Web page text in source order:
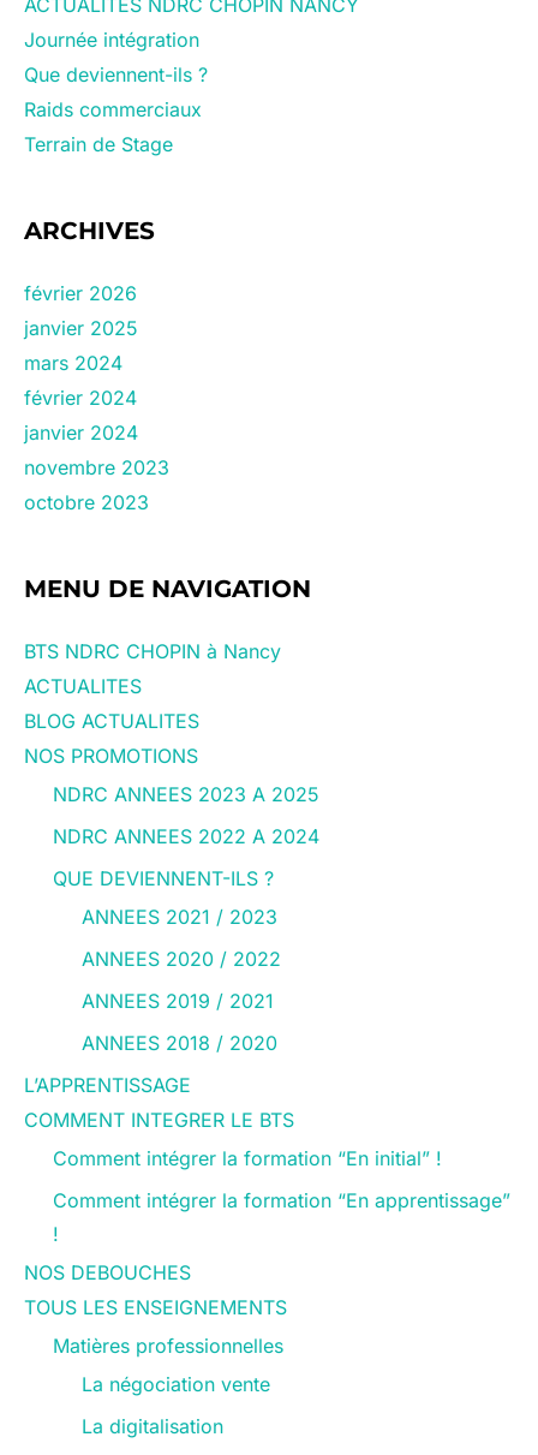
ACTUALITES NDRC CHOPIN NANCY
Journée intégration
Que deviennent-ils ?
Raids commerciaux
Terrain de Stage
ARCHIVES
février 2026
janvier 2025
mars 2024
février 2024
janvier 2024
novembre 2023
octobre 2023
MENU DE NAVIGATION
BTS NDRC CHOPIN à Nancy
ACTUALITES
BLOG ACTUALITES
NOS PROMOTIONS
NDRC ANNEES 2023 A 2025
NDRC ANNEES 2022 A 2024
QUE DEVIENNENT-ILS ?
ANNEES 2021 / 2023
ANNEES 2020 / 2022
ANNEES 2019 / 2021
ANNEES 2018 / 2020
L’APPRENTISSAGE
COMMENT INTEGRER LE BTS
Comment intégrer la formation “En initial” !
Comment intégrer la formation “En apprentissage”
!
NOS DEBOUCHES
TOUS LES ENSEIGNEMENTS
Matières professionnelles
La négociation vente
La digitalisation